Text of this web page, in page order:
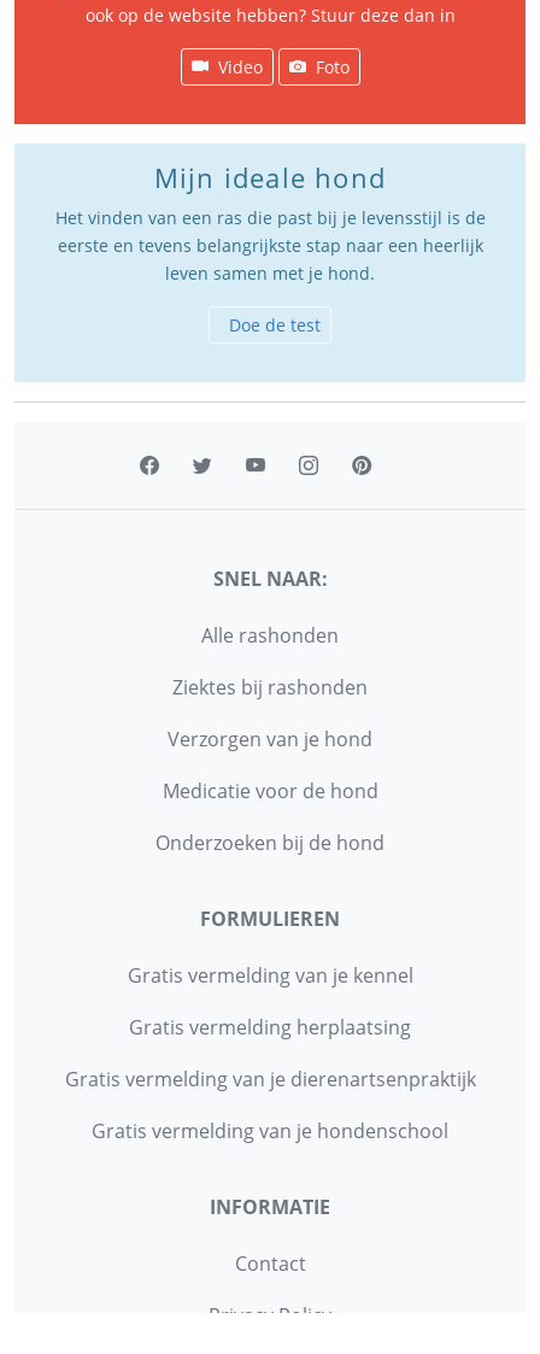
ook op de website hebben? Stuur deze dan in
Video Foto
Mijn ideale hond
Het vinden van een ras die past bij je levensstijl is de
eerste en tevens belangrijkste stap naar een heerlijk
leven samen met je hond.
Doe de test
SNEL NAAR:
Alle rashonden
Ziektes bij rashonden
Verzorgen van je hond
Medicatie voor de hond
Onderzoeken bij de hond
FORMULIEREN
Gratis vermelding van je kennel
Gratis vermelding herplaatsing
Gratis vermelding van je dierenartsenpraktijk
Gratis vermelding van je hondenschool
INFORMATIE
Contact
Privacy Policy